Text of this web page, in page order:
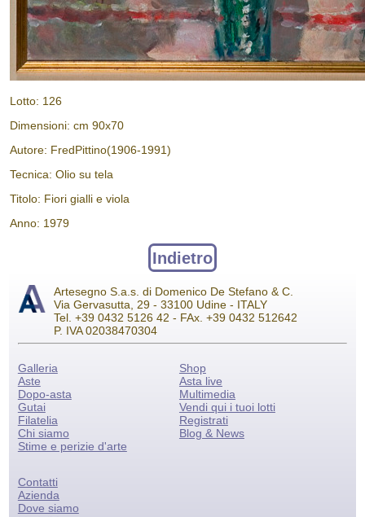
Lotto: 126
Dimensioni: cm 90x70
Autore: FredPittino(1906-1991)
Tecnica: Olio su tela
Titolo: Fiori gialli e viola
Anno: 1979
Indietro
Artesegno S.a.s. di Domenico De Stefano & C.
Via Gervasutta, 29 - 33100 Udine - ITALY
Tel. +39 0432 5126 42 - FAx. +39 0432 512642
P. IVA 02038470304
Galleria
Aste
Dopo-asta
Gutai
Filatelia
Chi siamo
Stime e perizie d'arte
Shop
Asta live
Multimedia
Vendi qui i tuoi lotti
Registrati
Blog & News
Contatti
Azienda
Dove siamo